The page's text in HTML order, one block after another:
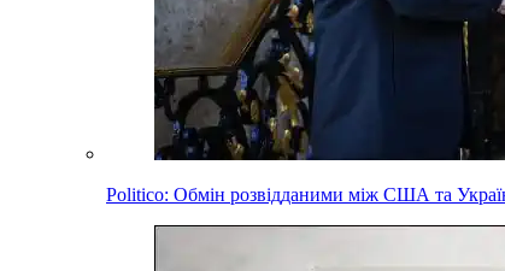
Politico: Обмін розвідданими між США та